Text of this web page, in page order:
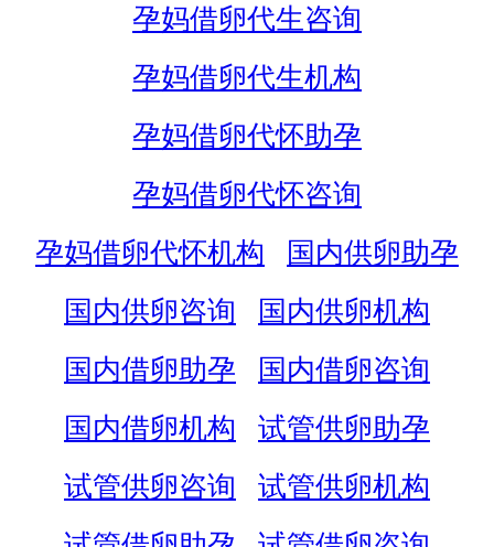
孕妈借卵代生咨询
孕妈借卵代生机构
孕妈借卵代怀助孕
孕妈借卵代怀咨询
孕妈借卵代怀机构
国内供卵助孕
国内供卵咨询
国内供卵机构
国内借卵助孕
国内借卵咨询
国内借卵机构
试管供卵助孕
试管供卵咨询
试管供卵机构